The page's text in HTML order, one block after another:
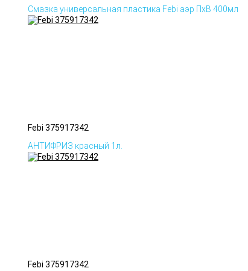
Смазка универсальная пластика Febi аэр ПхВ 400мл
Febi 375917342
АНТИФРИЗ красный 1л.
Febi 375917342